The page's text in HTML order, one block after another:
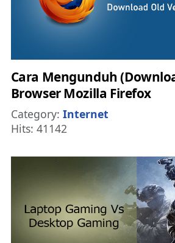
Cara Mengunduh
Browser Mozilla Firefox
Details
Category: Internet
Hits: 41142